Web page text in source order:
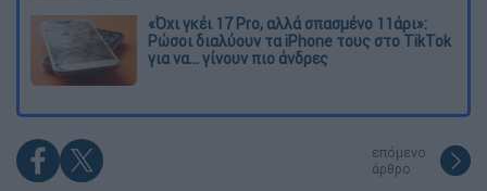
«Όχι γκέι 17 Pro, αλλά σπασμένο 11άρι»:
Ρώσοι διαλύουν τα iPhone τους στο TikTok
για να... γίνουν πιο άνδρες
επόμενο
άρθρο